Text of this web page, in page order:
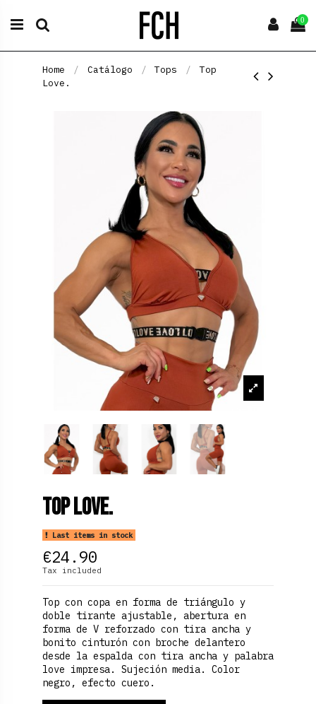
0
Home Catálogo Tops
Top
Love.
Top Love.
Last items in stock
€24.90
Tax included
Top con copa en forma de triángulo y
doble tirante ajustable, abertura en
forma de V reforzado con tira ancha y
bonito cinturón con broche delantero
desde la espalda con tira ancha y palabra
love impresa. Sujeción media. Color
negro, efecto cuero.